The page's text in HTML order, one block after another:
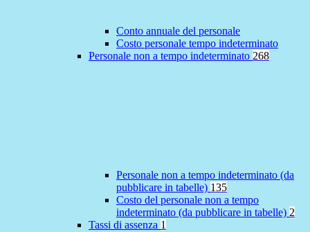
Conto annuale del personale
Costo personale tempo indeterminato
Personale non a tempo indeterminato 268
Personale non a tempo indeterminato (da
pubblicare in tabelle) 135
Costo del personale non a tempo
indeterminato (da pubblicare in tabelle) 2
Tassi di assenza 1